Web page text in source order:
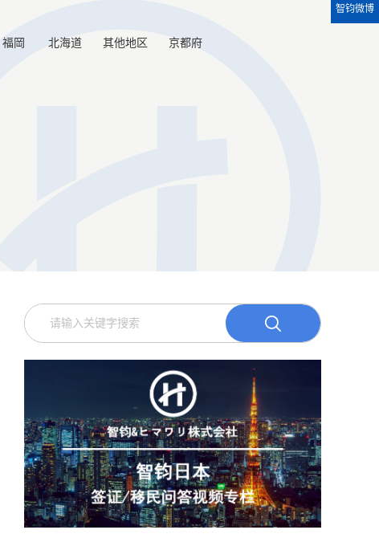
福岡 北海道 其他地区 京都府
智钧微博